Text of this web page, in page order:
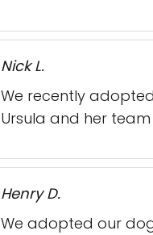
Nick L.
We recently
Ursula and her
Henry D.
We adopted our